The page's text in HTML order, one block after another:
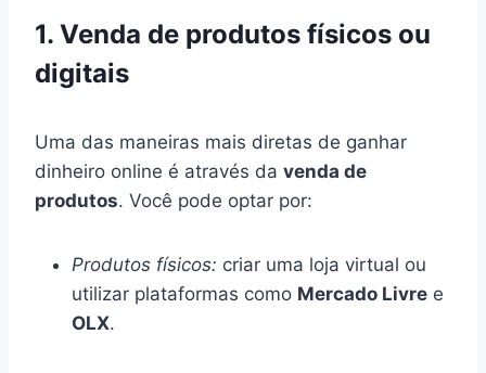
1. Venda de produtos físicos ou
digitais
Uma das maneiras mais diretas de ganhar
dinheiro online é através da venda de
produtos. Você pode optar por:
Produtos físicos: criar uma loja virtual ou
utilizar plataformas como Mercado Livre e
OLX.